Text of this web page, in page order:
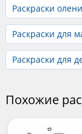
Раскраски олени
Раскраски для
Раскраски для
Похожие